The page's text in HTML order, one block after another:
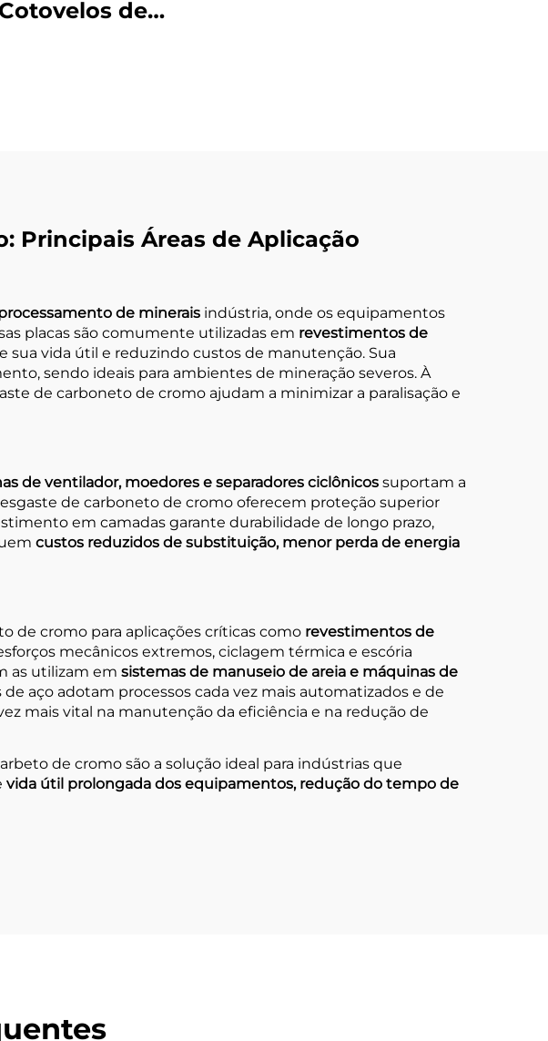
Cotovelos de
Principais Áreas de Aplicação
de minerais indústria, onde os equipamentos
placas são comumente utilizadas em revestimentos de
vida útil e reduzindo custos de manutenção. Sua
sendo ideais para ambientes de mineração severos. À
de carboneto de cromo ajudam a minimizar a paralisação e
de ventilador, moedores e separadores ciclônicos suportam a
de carboneto de cromo oferecem proteção superior
em camadas garante durabilidade de longo prazo,
custos reduzidos de substituição, menor perda de energia
de cromo para aplicações críticas como revestimentos de
mecânicos extremos, ciclagem térmica e escória
as utilizam em sistemas de manuseio de areia e máquinas de
aço adotam processos cada vez mais automatizados e de
mais vital na manutenção da eficiência e na redução de
de cromo são a solução ideal para indústrias que
vida útil prolongada dos equipamentos, redução do tempo de